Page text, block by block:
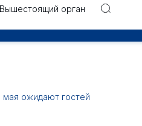
Вышестоящий орган
мая ожидают гостей